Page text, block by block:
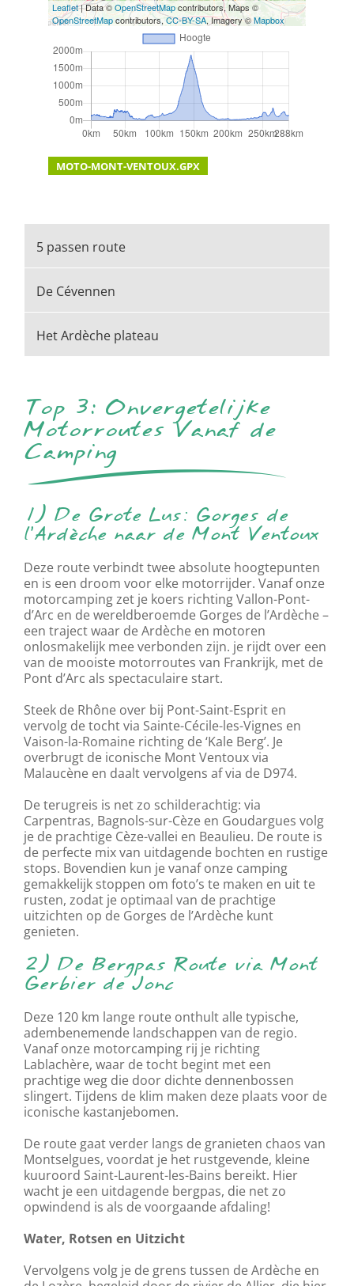
Leaflet| Data ©OpenStreetMapcontributors, Maps ©
OpenStreetMapcontributors,CC-BY-SA, Imagery ©Mapbox
MOTO-MONT-VENTOUX.GPX
5 passen route
De Cévennen
Het Ardèche plateau
Top 3: Onvergetelijke
Motorroutes Vanaf de
Camping
1) De Grote Lus: Gorges de
l’Ardèche naar de Mont Ventoux
Deze route verbindt twee absolute hoogtepunten
en is een droom voor elke motorrijder. Vanaf onze
motorcamping zet je koers richting Vallon-Pont-
d’Arc en de wereldberoemde Gorges de l’Ardèche –
een traject waar de Ardèche en motoren
onlosmakelijk mee verbonden zijn. je rijdt over een
van de mooiste motorroutes van Frankrijk, met de
Pont d’Arc als spectaculaire start.
Steek de Rhône over bij Pont-Saint-Esprit en
vervolg de tocht via Sainte-Cécile-les-Vignes en
Vaison-la-Romaine richting de ‘Kale Berg’. Je
overbrugt de iconische Mont Ventoux via
Malaucène en daalt vervolgens af via de D974.
De terugreis is net zo schilderachtig: via
Carpentras, Bagnols-sur-Cèze en Goudargues volg
je de prachtige Cèze-vallei en Beaulieu. De route is
de perfecte mix van uitdagende bochten en rustige
stops. Bovendien kun je vanaf onze camping
gemakkelijk stoppen om foto’s te maken en uit te
rusten, zodat je optimaal van de prachtige
uitzichten op de Gorges de l’Ardèche kunt
genieten.
2) De Bergpas Route via Mont
Gerbier de Jonc
Deze 120 km lange route onthult alle typische,
adembenemende landschappen van de regio.
Vanaf onze motorcamping rij je richting
Lablachère, waar de tocht begint met een
prachtige weg die door dichte dennenbossen
slingert. Tijdens de klim maken deze plaats voor de
iconische kastanjebomen.
De route gaat verder langs de granieten chaos van
Montselgues, voordat je het rustgevende, kleine
kuuroord Saint-Laurent-les-Bains bereikt. Hier
wacht je een uitdagende bergpas, die net zo
opwindend is als de voorgaande afdaling!
Water, Rotsen en Uitzicht
Vervolgens volg je de grens tussen de Ardèche en